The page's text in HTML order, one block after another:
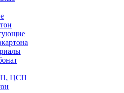
ЦСП